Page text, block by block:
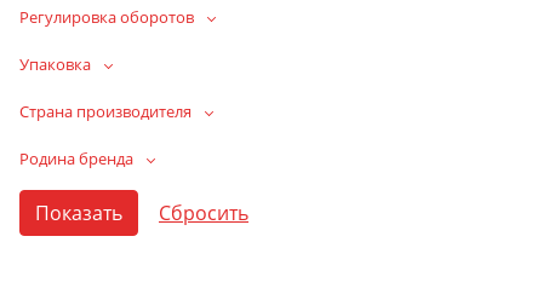
Регулировка оборотов
Упаковка
Страна производителя
Родина бренда